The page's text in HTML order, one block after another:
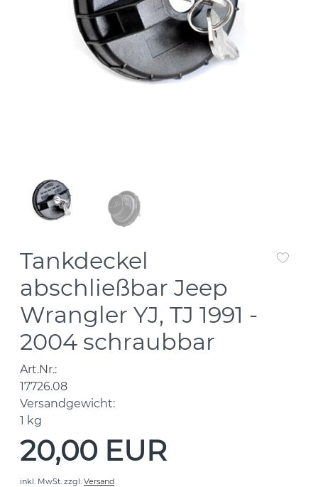
Tankdeckel
abschließbar Jeep
Wrangler YJ, TJ 1991 -
2004 schraubbar
Art.Nr.:
17726.08
Versandgewicht:
1 kg
20,00 EUR
inkl. MwSt. zzgl. Versand